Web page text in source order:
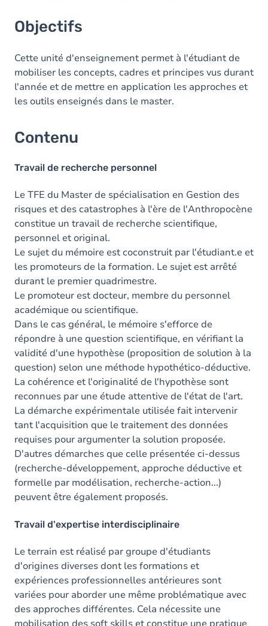
Objectifs
Cette unité d'enseignement permet à l'étudiant de
mobiliser les concepts, cadres et principes vus durant
l'année et de mettre en application les approches et
les outils enseignés dans le master.
Contenu
Travail de recherche personnel
Le TFE du Master de spécialisation en Gestion des
risques et des catastrophes à l'ère de l'Anthropocène
constitue un travail de recherche scientifique,
personnel et original.
Le sujet du mémoire est coconstruit par l'étudiant.e et
les promoteurs de la formation. Le sujet est arrêté
durant le premier quadrimestre.
Le promoteur est docteur, membre du personnel
académique ou scientifique.
Dans le cas général, le mémoire s'efforce de
répondre à une question scientifique, en vérifiant la
validité d'une hypothèse (proposition de solution à la
question) selon une méthode hypothético-déductive.
La cohérence et l'originalité de l'hypothèse sont
reconnues par une étude attentive de l'état de l'art.
La démarche expérimentale utilisée fait intervenir
tant l'acquisition que le traitement des données
requises pour argumenter la solution proposée.
D'autres démarches que celle présentée ci-dessus
(recherche-développement, approche déductive et
formelle par modélisation, recherche-action...)
peuvent être également proposés.
Travail d'expertise interdisciplinaire
Le terrain est réalisé par groupe d'étudiants
d'origines diverses dont les formations et
expériences professionnelles antérieures sont
variées pour aborder une même problématique avec
des approches différentes. Cela nécessite une